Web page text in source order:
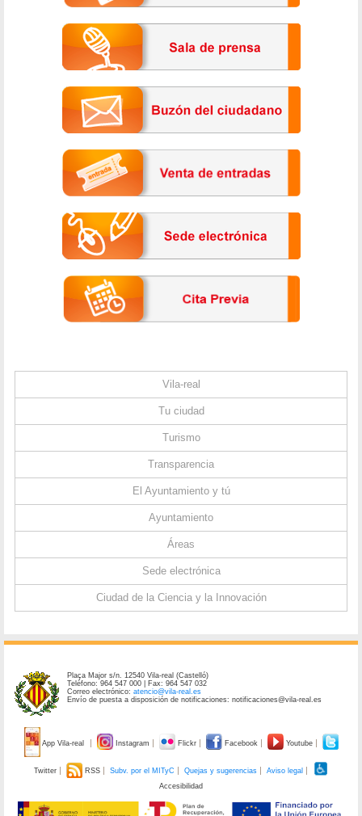
Vila-real
Tu ciudad
Turismo
Transparencia
El Ayuntamiento y tú
Ayuntamiento
Áreas
Sede electrónica
Ciudad de la Ciencia y la Innovación
Plaça Major s/n. 12540 Vila-real (Castelló)
Teléfono: 964 547 000 | Fax: 964 547 032
Correo electrónico:atencio@vila-real.es
Envío de puesta a disposición de notificaciones: notificaciones@vila-real.es
App Vila-real Instagram Flickr Facebook Youtube
Twitter RSS Subv. por el MITyC Quejas y sugerencias
Aviso legal
Accesibilidad